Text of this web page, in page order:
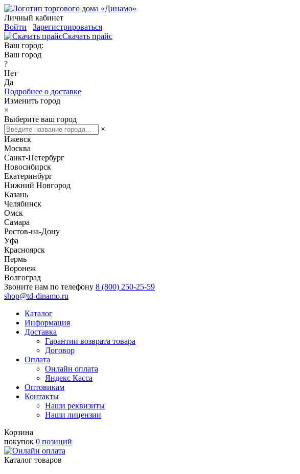
Личный кабинет
Войти
Зарегистрироваться
Скачать прайс
Ваш город:
Ваш город
?
Нет
Да
Подробнее о доставке
Изменить город
×
Выберите ваш город
×
Ижевск
Москва
Санкт-Петербург
Новосибирск
Екатеринбург
Нижний Новгород
Казань
Челябинск
Омск
Самара
Ростов-на-Дону
Уфа
Красноярск
Пермь
Воронеж
Волгоград
Звоните нам по телефону 8 (800) 250-25-59
shop@td-dinamo.ru
Каталог
Информация
Доставка
Гарантии возврата товара
Договор
Оплата
Онлайн оплата
Яндекс Касса
Оптовикам
Контакты
Наши реквизиты
Наши лицензии
Корзина
покупок 0 позиций
Каталог товаров